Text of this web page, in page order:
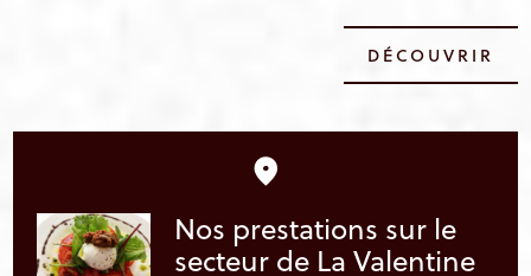
DÉCOUVRIR
Nos prestations sur le
secteur de La Valentine